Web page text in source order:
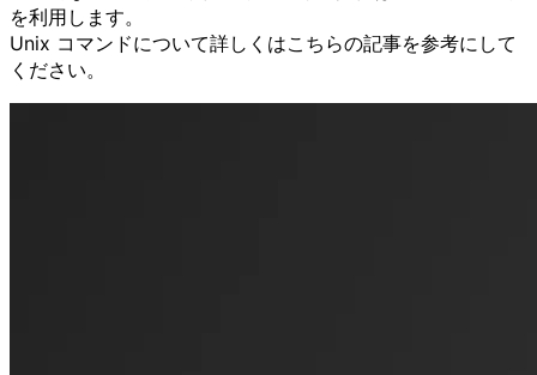
を利用します。
Unix コマンドについて詳しくはこちらの記事を参考にして
ください。